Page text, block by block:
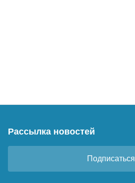
Рассылка новостей
Подписаться